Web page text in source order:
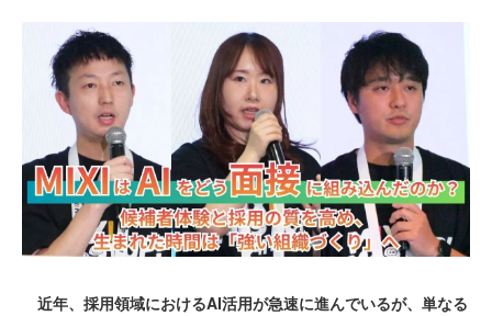
近年、採用領域におけるAI活用が急速に進んでいるが、単なる